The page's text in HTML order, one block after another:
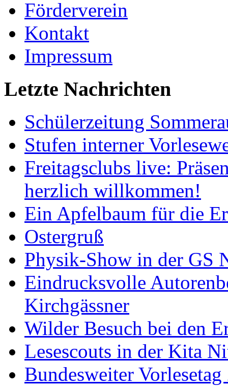
Förderverein
Kontakt
Impressum
Letzte Nachrichten
Schülerzeitung
Stufen interner
Freitagsclubs live:
herzlich willkommen!
Ein Apfelbaum für die
Ostergruß
Physik-Show in der GS
Eindrucksvolle
Kirchgässner
Wilder Besuch bei den
Lesescouts in der Kita
Bundesweiter